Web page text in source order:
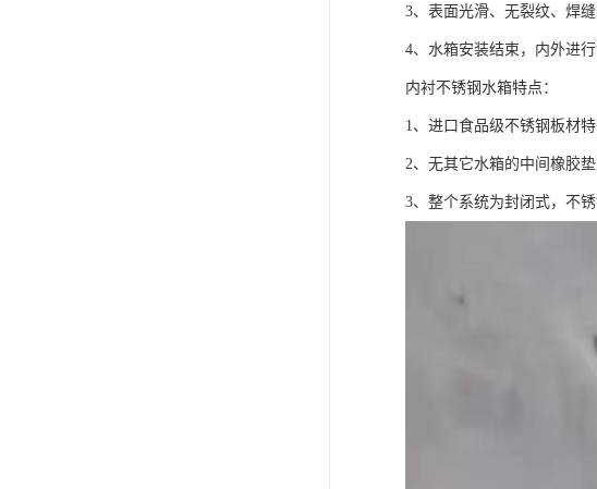
3、表面光滑、无裂纹、焊
4、水箱安装结束，内外进
内衬不锈钢水箱特点：
1、进口食品级不锈钢板材
2、无其它水箱的中间橡胶
3、整个系统为封闭式，不